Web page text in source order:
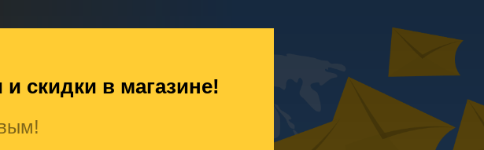
скидки в магазине!